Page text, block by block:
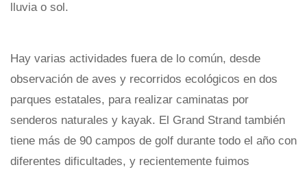
lluvia o sol.
Hay varias actividades fuera de lo común, desde
observación de aves y recorridos ecológicos en dos
parques estatales, para realizar caminatas por
senderos naturales y kayak. El Grand Strand también
tiene más de 90 campos de golf durante todo el año con
diferentes dificultades, y recientemente fuimos